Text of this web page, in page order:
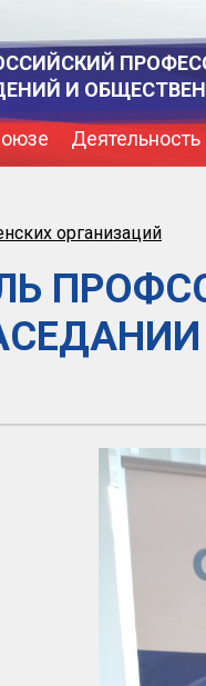
И
Деятельность
организаций